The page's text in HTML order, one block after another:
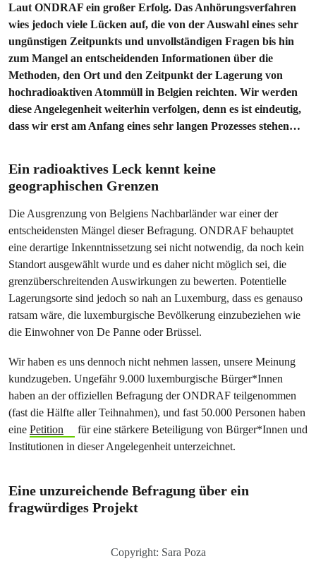
Laut ONDRAF ein großer Erfolg. Das Anhörungsverfahren
wies jedoch viele Lücken auf, die von der Auswahl eines sehr
ungünstigen Zeitpunkts und unvollständigen Fragen bis hin
zum Mangel an entscheidenden Informationen über die
Methoden, den Ort und den Zeitpunkt der Lagerung von
hochradioaktiven Atommüll in Belgien reichten. Wir werden
diese Angelegenheit weiterhin verfolgen, denn es ist eindeutig,
dass wir erst am Anfang eines sehr langen Prozesses stehen…
Ein radioaktives Leck kennt keine
geographischen Grenzen
Die Ausgrenzung von Belgiens Nachbarländer war einer der
entscheidensten Mängel dieser Befragung. ONDRAF behauptet
eine derartige Inkenntnissetzung sei nicht notwendig, da noch kein
Standort ausgewählt wurde und es daher nicht möglich sei, die
grenzüberschreitenden Auswirkungen zu bewerten. Potentielle
Lagerungsorte sind jedoch so nah an Luxemburg, dass es genauso
ratsam wäre, die luxemburgische Bevölkerung einzubeziehen wie
die Einwohner von De Panne oder Brüssel.
Wir haben es uns dennoch nicht nehmen lassen, unsere Meinung
kundzugeben. Ungefähr 9.000 luxemburgische Bürger*Innen
haben an der offiziellen Befragung der ONDRAF teilgenommen
(fast die Hälfte aller Teihnahmen), und fast 50.000 Personen haben
eine Petition
für eine stärkere Beteiligung von Bürger*Innen und
Institutionen in dieser Angelegenheit unterzeichnet.
Eine unzureichende Befragung über ein
fragwürdiges Projekt
Copyright: Sara Poza